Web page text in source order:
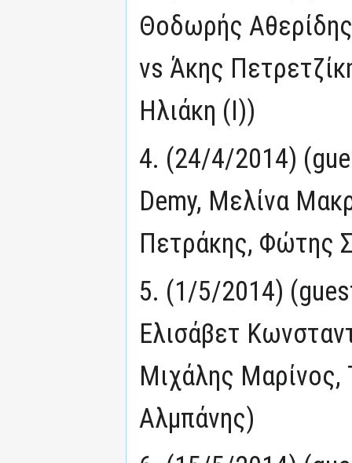
Θοδωρής
vs Άκης
Ηλιάκη (I))
4. (24/4/2014)
Demy, Μελίνα
Πετράκης, Φώτης
5. (1/5/2014)
Ελισάβετ
Μιχάλης Μαρίνος,
Αλμπάνης)